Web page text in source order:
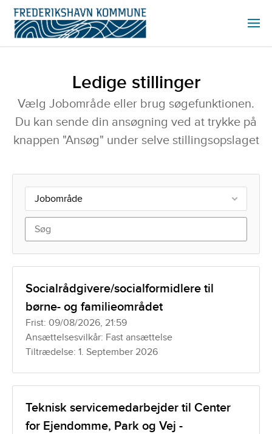
Ledige stillinger
Vælg Jobområde eller brug søgefunktionen.
Du kan sende din ansøgning ved at trykke på
knappen "Ansøg" under selve stillingsopslaget
Jobområde
Socialrådgivere/socialformidlere til
børne- og familieområdet
Frist: 09/08/2026, 21:59
Ansættelsesvilkår: Fast ansættelse
Tiltrædelse: 1. September 2026
Teknisk servicemedarbejder til Center
for Ejendomme, Park og Vej -